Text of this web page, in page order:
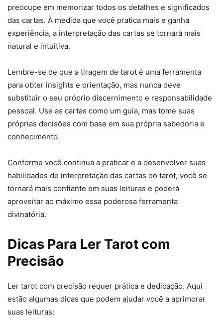
preocupe em memorizar todos os detalhes e significados
das cartas. À medida que você pratica mais e ganha
experiência, a interpretação das cartas se tornará mais
natural e intuitiva.
Lembre-se de que a tiragem de tarot é uma ferramenta
para obter insights e orientação, mas nunca deve
substituir o seu próprio discernimento e responsabilidade
pessoal. Use as cartas como um guia, mas tome suas
próprias decisões com base em sua própria sabedoria e
conhecimento.
Conforme você continua a praticar e a desenvolver suas
habilidades de interpretação das cartas do tarot, você se
tornará mais confiante em suas leituras e poderá
aproveitar ao máximo essa poderosa ferramenta
divinatória.
Dicas Para Ler Tarot com
Precisão
Ler tarot com precisão requer prática e dedicação. Aqui
estão algumas dicas que podem ajudar você a aprimorar
suas leituras: